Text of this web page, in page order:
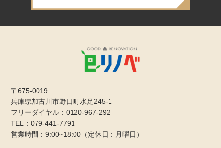
〒675-0019
兵庫県加古川市野口町水足245-1
フリーダイヤル：0120-967-292
TEL：079-441-7791
営業時間：9:00~18:00（定休日：月曜日）